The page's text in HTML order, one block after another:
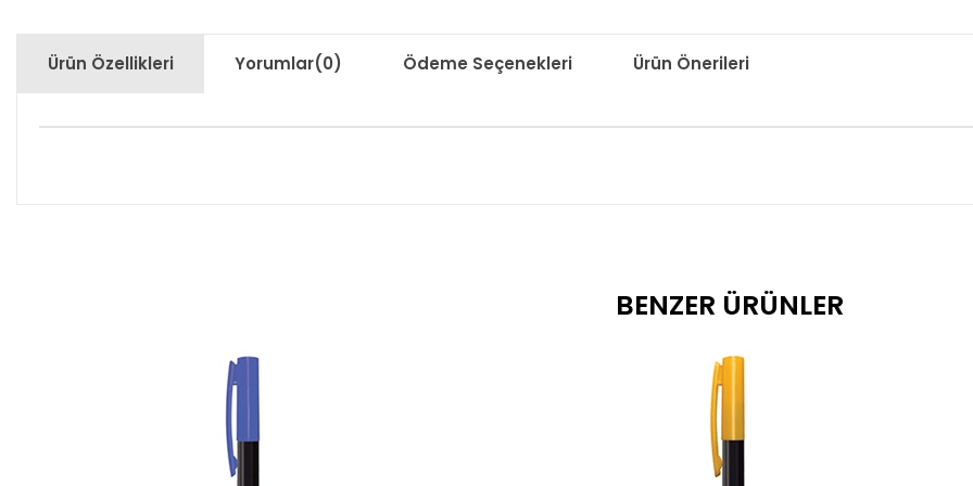
Ürün Özellikleri Yorumlar(0) Ödeme Seçenekleri Ürün Önerileri
BENZER ÜRÜNLER